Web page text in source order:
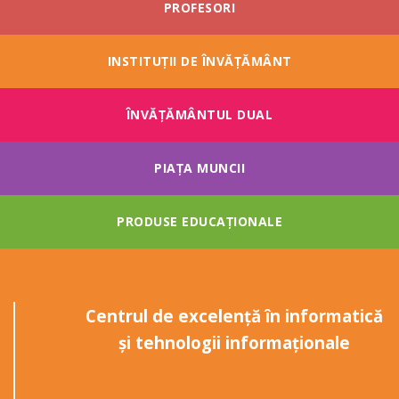
PROFESORI
INSTITUȚII DE ÎNVĂȚĂMÂNT
ÎNVĂŢĂMÂNTUL DUAL
PIAȚA MUNCII
PRODUSE EDUCAȚIONALE
Centrul de excelenţă în informatică
şi tehnologii informaţionale